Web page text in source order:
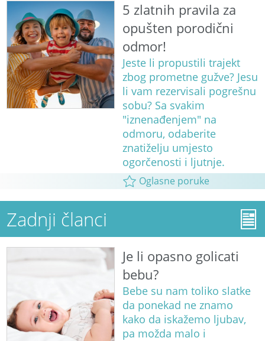
5 zlatnih pravila za
opušten porodični
odmor!
Jeste li propustili trajekt
zbog prometne gužve? Jesu
li vam rezervisali pogrešnu
sobu? Sa svakim
"iznenađenjem" na
odmoru, odaberite
znatiželju umjesto
ogorčenosti i ljutnje.
Oglasne poruke
Zadnji članci
Je li opasno golicati
bebu?
Bebe su nam toliko slatke
da ponekad ne znamo
kako da iskažemo ljubav,
pa možda malo i